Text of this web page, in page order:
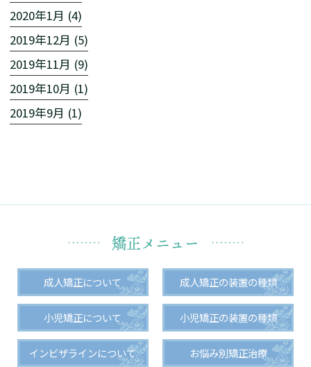
2020年1月 (4)
2019年12月 (5)
2019年11月 (9)
2019年10月 (1)
2019年9月 (1)
矯正メニュー
成人矯正について 成人矯正の装置の種類
小児矯正について 小児矯正の装置の種類
インビザラインについて お悩み別矯正治療